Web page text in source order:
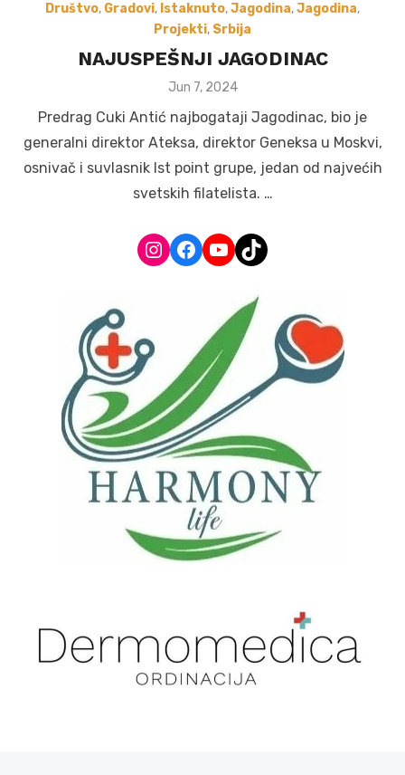
Društvo, Gradovi, Istaknuto,Jagodina,Jagodina,
Projekti, Srbija
NAJUSPEŠNJI JAGODINAC
Posted
Jun 7, 2024
Predrag Cuki Antić najbogataji Jagodinac, bio je
generalni direktor Ateksa, direktor Geneksa u Moskvi,
osnivač i suvlasnik Ist point grupe, jedan od najvećih
svetskih filatelista. …
Instagram
Facebook
YouTube
TikTok